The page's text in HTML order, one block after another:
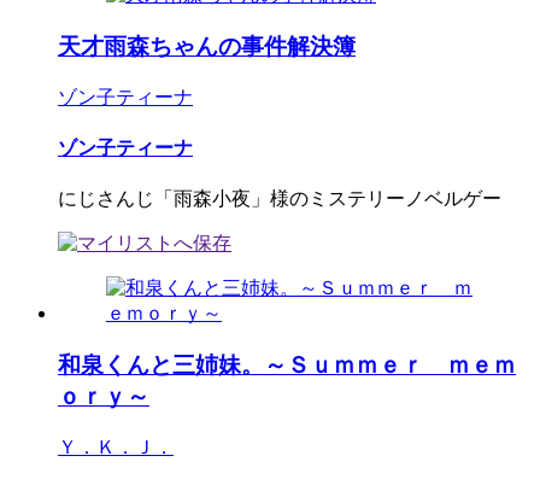
天才雨森ちゃんの事件解決簿
ゾン子ティーナ
ゾン子ティーナ
にじさんじ「雨森小夜」様のミステリーノベルゲー
和泉くんと三姉妹。～Ｓｕｍｍｅｒ ｍｅｍ
ｏｒｙ～
Ｙ．Ｋ．Ｊ．